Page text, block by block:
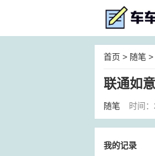
首页 > 随笔 >
联通如
随笔 时间
我的记录